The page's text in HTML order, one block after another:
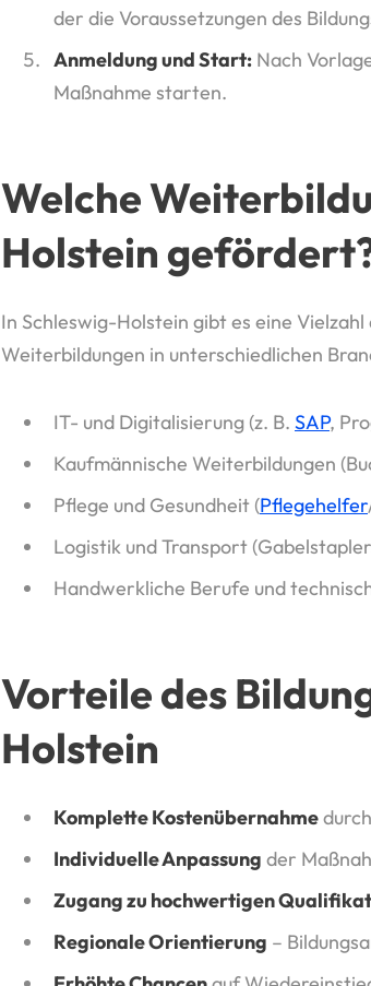
der die Voraussetzungen des
Anmeldung und Start: Nach
Maßnahme starten.
Welche
Holstein
In Schleswig-Holstein gibt es eine
Weiterbildungen in unterschiedlichen
IT- und Digitalisierung (z. B. SAP,
Kaufmännische Weiterbildungen
Pflege und Gesundheit (Pflegehelfer
Logistik und Transport
Handwerkliche Berufe und
Vorteile des
Holstein
Komplette Kostenübernahme
Individuelle Anpassung der
Zugang zu hochwertigen
Regionale Orientierung –